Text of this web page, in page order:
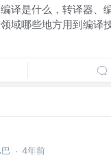
译是什么，转译器、
域哪些地方用到编译
· 4年前